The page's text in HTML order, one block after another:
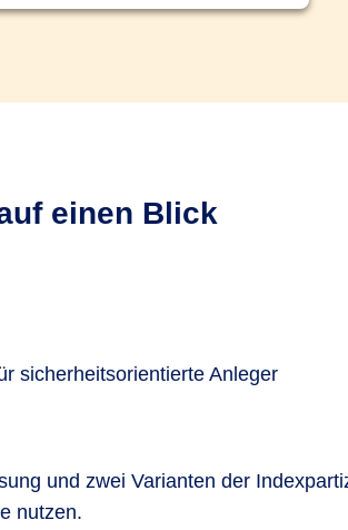
einen Blick
sicherheitsorientierte Anleger
und zwei Varianten der
nutzen.